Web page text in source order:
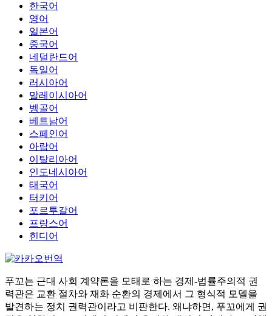
한국어
영어
일본어
중국어
네덜란드어
독일어
러시아어
말레이시아어
벵골어
베트남어
스페인어
아랍어
이탈리아어
인도네시아어
태국어
터키어
포르투갈어
프랑스어
힌디어
푸꼬는 근대 사회 계약론을 모태로 하는 경제-법률주의적 권
력관은 교환 절차와 재화 순환의 경제에서 그 형식적 모델을
발견하는 정치 권력관이라고 비판한다. 왜냐하면, 푸꼬에게 권